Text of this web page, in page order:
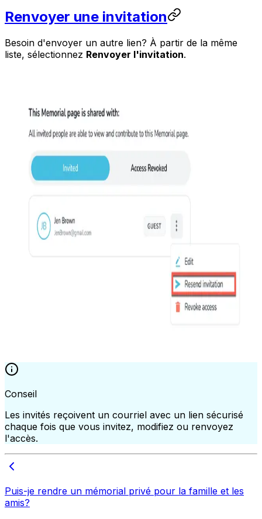
Renvoyer une invitation
Besoin d'envoyer un autre lien? À partir de la même
liste, sélectionnez Renvoyer l'invitation.
Conseil
Les invités reçoivent un courriel avec un lien sécurisé
chaque fois que vous invitez, modifiez ou renvoyez
l'accès.
Puis-je rendre un mémorial privé pour la famille et les
amis?